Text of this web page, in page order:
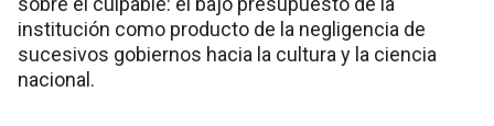
institución como producto de la negligencia de
sucesivos gobiernos hacia la cultura y la ciencia
nacional.